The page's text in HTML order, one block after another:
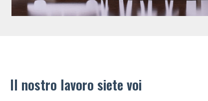
Il nostro lavoro siete voi